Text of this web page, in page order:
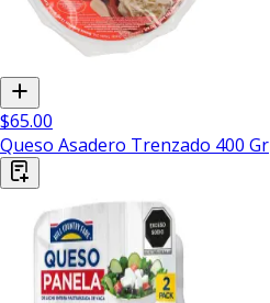
$65.00
Queso Asadero Trenzado 400 Gr